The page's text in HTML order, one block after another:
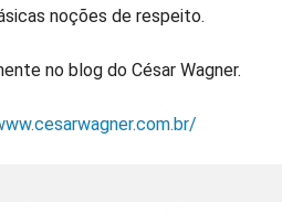
noções de respeito.
no blog do César Wagner.